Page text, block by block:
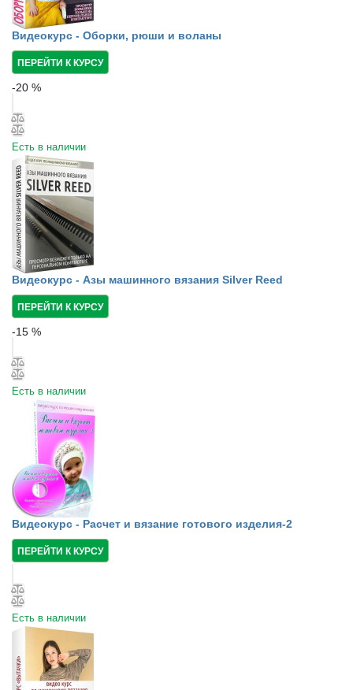
Видеокурс - Оборки, рюши и воланы
ПЕРЕЙТИ К КУРСУ
-20 %
Есть в наличии
Видеокурс - Азы машинного вязания Silver Reed
ПЕРЕЙТИ К КУРСУ
-15 %
Есть в наличии
Видеокурс - Расчет и вязание готового изделия-2
ПЕРЕЙТИ К КУРСУ
Есть в наличии